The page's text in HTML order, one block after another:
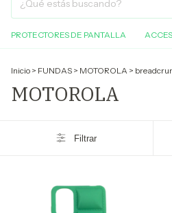
PROTECTORES DE PANTALLA
Inicio > FUNDAS > MOTOROLA >
MOTOROLA
Filtrar